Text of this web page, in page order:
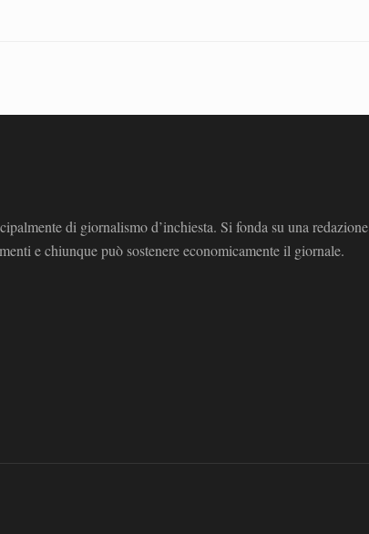
di giornalismo d’inchiesta. Si fonda su una redazione
e chiunque può sostenere economicamente il giornale.